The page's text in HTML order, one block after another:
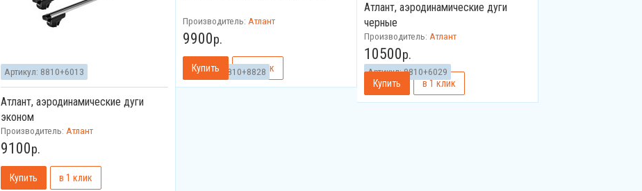
Атлант, аэродинамические дуги
эконом
Артикул: 8810+6013
Производитель: Атлант
9100р.
Артикул: 8810+8828
Производитель: Атлант
9900р.
Атлант, аэродинамические дуги
черные
Артикул:8810+6029
Производитель: Атлант
10500р.